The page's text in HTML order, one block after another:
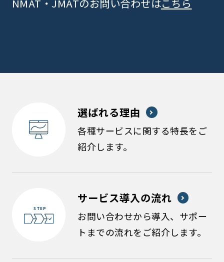
NMAT・JMATのお問い合わせはこちら
選ばれる理由
各種サービスに関する特長をご
紹介します。
サービス導入の流れ
お問い合わせから導入、サポー
トまでの流れをご紹介します。